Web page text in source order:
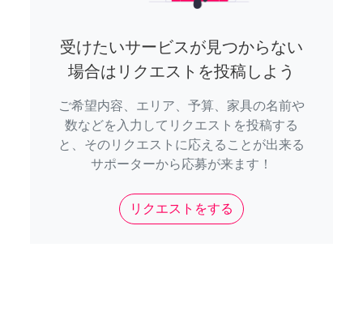
受けたいサービスが見つからない
場合はリクエストを投稿しよう
ご希望内容、エリア、予算、家具の名前や
数などを入力してリクエストを投稿する
と、そのリクエストに応えることが出来る
サポーターから応募が来ます！
リクエストをする